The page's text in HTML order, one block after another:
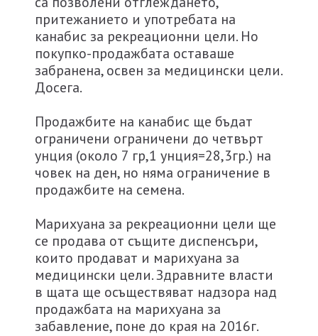
притежанието и употребата на
канабис за рекреационни цели. Но
покупко-продажбата оставаше
забранена, освен за медицински цели.
Досега.
Продажбите на канабис ще бъдат
ограничени ограничени до четвърт
унция (около 7 гр,1 унция=28,3гр.) на
човек на ден, но няма ограничение в
продажбите на семена.
Марихуана за рекреационни цели ще
се продава от същите диспенсъри,
които продават и марихуана за
медицински цели. Здравните власти
в щата ще осъществяват надзора над
продажбата на марихуана за
забавление, поне до края на 2016г.